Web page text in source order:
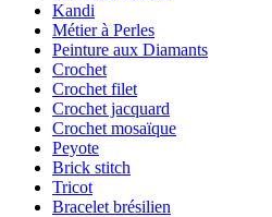
Kandi
Métier à Perles
Peinture aux Diamants
Crochet
Crochet filet
Crochet jacquard
Crochet mosaïque
Peyote
Brick stitch
Tricot
Bracelet brésilien